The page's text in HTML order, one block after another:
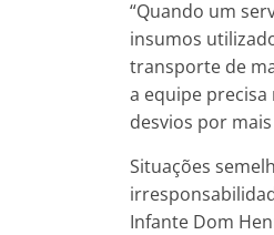
“Quando um
insumos
transporte de
a equipe
desvios por
Situações
Infante Dom